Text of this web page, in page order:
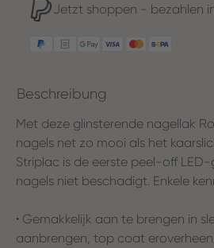
Jetzt shoppen - bezahlen
Beschreibung
Met deze glinsterende nagellak
nagels net zo mooi als het
Striplac is de eerste peel-off
nagels niet beschadigt. Enkele
• Gemakkelijk aan te brengen in
aanbrengen, top coat